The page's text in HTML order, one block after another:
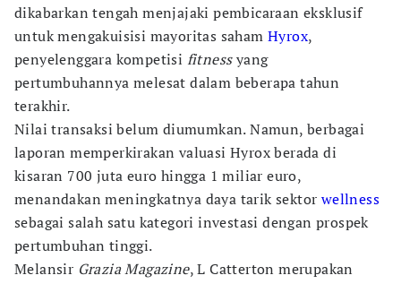
dikabarkan tengah menjajaki pembicaraan eksklusif
untuk mengakuisisi mayoritas saham Hyrox,
penyelenggara kompetisi fitnessyang
pertumbuhannya melesat dalam beberapa tahun
terakhir.
Nilai transaksi belum diumumkan. Namun, berbagai
laporan memperkirakan valuasi Hyrox berada di
kisaran 700 juta euro hingga 1 miliar euro,
menandakan meningkatnya daya tarik sektor wellness
sebagai salah satu kategori investasi dengan prospek
pertumbuhan tinggi.
Melansir Grazia Magazine, L Catterton merupakan